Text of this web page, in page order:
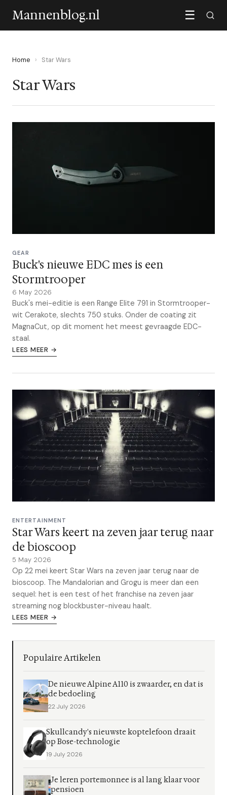
Mannenblog.nl ☰
Home › Star Wars
Star Wars
GEAR
Buck's nieuwe EDC mes is een
Stormtrooper
6 May 2026
Buck's mei-editie is een Range Elite 791 in Stormtrooper-
wit Cerakote, slechts 750 stuks. Onder de coating zit
MagnaCut, op dit moment het meest gevraagde EDC-
staal.
LEES MEER →
ENTERTAINMENT
Star Wars keert na zeven jaar terug naar
de bioscoop
5 May 2026
Op 22 mei keert Star Wars na zeven jaar terug naar de
bioscoop. The Mandalorian and Grogu is meer dan een
sequel: het is een test of het franchise na zeven jaar
streaming nog blockbuster-niveau haalt.
LEES MEER →
Populaire Artikelen
De nieuwe Alpine A110 is zwaarder, en dat is
de bedoeling
22 July 2026
Skullcandy's nieuwste koptelefoon draait
op Bose-technologie
19 July 2026
Je leren portemonnee is al lang klaar voor
pensioen